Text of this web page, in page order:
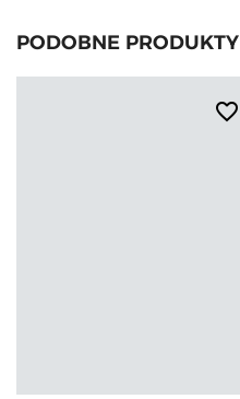
PODOBNE PRODUKTY
favorite_border